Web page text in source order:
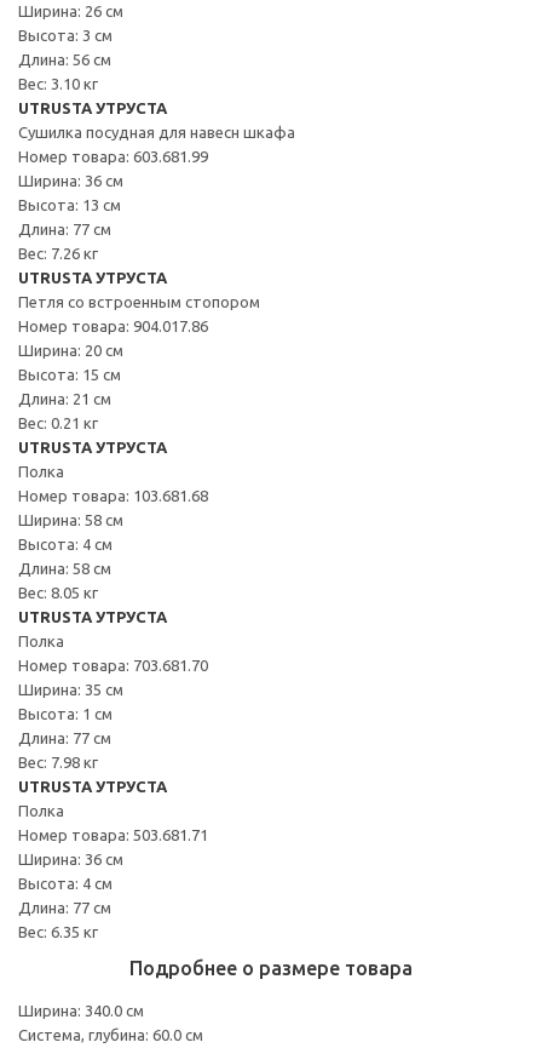
Ширина: 26 см
Высота: 3 см
Длина: 56 см
Вес: 3.10 кг
UTRUSTA УТРУСТА
Сушилка посудная для навесн шкафа
Номер товара: 603.681.99
Ширина: 36 см
Высота: 13 см
Длина: 77 см
Вес: 7.26 кг
UTRUSTA УТРУСТА
Петля со встроенным стопором
Номер товара: 904.017.86
Ширина: 20 см
Высота: 15 см
Длина: 21 см
Вес: 0.21 кг
UTRUSTA УТРУСТА
Полка
Номер товара: 103.681.68
Ширина: 58 см
Высота: 4 см
Длина: 58 см
Вес: 8.05 кг
UTRUSTA УТРУСТА
Полка
Номер товара: 703.681.70
Ширина: 35 см
Высота: 1 см
Длина: 77 см
Вес: 7.98 кг
UTRUSTA УТРУСТА
Полка
Номер товара: 503.681.71
Ширина: 36 см
Высота: 4 см
Длина: 77 см
Вес: 6.35 кг
Подробнее о размере товара
Ширина: 340.0 см
Система, глубина: 60.0 см